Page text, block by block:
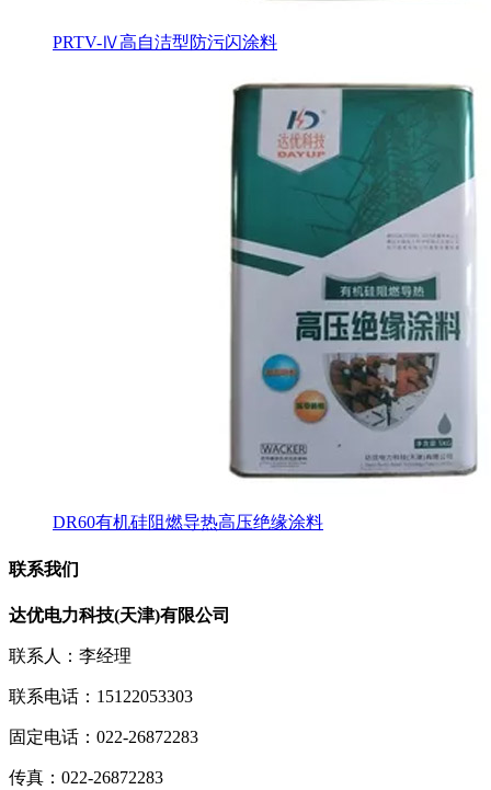
PRTV-Ⅳ高自洁型防污闪涂料
DR60有机硅阻燃导热高压绝缘涂料
联系我们
达优电力科技(天津)有限公司
联系人：李经理
联系电话：15122053303
固定电话：022-26872283
传真：022-26872283